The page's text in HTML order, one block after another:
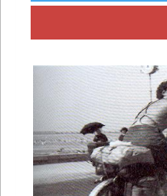
Partager
VieAsso
Infos
Divers